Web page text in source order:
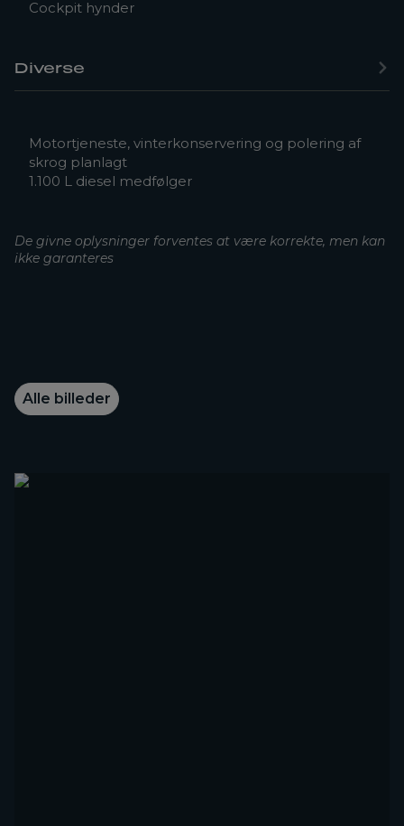
Cockpit hynder
Diverse
Motortjeneste, vinterkonservering og polering af
skrog planlagt
1.100 L diesel medfølger
De givne oplysninger forventes at være korrekte, men kan
ikke garanteres
Alle billeder